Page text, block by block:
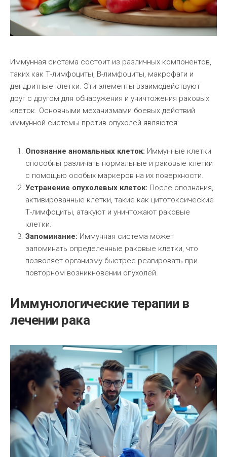
Иммунная система состоит из различных компонентов,
таких как Т-лимфоциты, В-лимфоциты, макрофаги и
дендритные клетки. Эти элементы взаимодействуют
друг с другом для обнаружения и уничтожения раковых
клеток. Основными механизмами боевых действий
иммунной системы против опухолей являются:
Опознание аномальных клеток: Иммунные клетки
способны различать нормальные и раковые клетки
с помощью особых маркеров на их поверхности.
Устранение опухолевых клеток: После опознания,
активированные клетки, такие как цитотоксические
Т-лимфоциты, атакуют и уничтожают раковые
клетки.
Запоминание: Иммунная система может
запоминать определенные раковые клетки, что
позволяет организму быстрее реагировать при
повторном возникновении опухолей.
Иммунологические терапии в
лечении рака